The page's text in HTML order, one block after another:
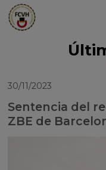
30/11/2023
Sentencia del
ZBE de